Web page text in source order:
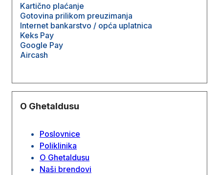
Kartično plaćanje
Gotovina prilikom preuzimanja
Internet bankarstvo / opća uplatnica
Keks Pay
Google Pay
Aircash
O Ghetaldusu
Poslovnice
Poliklinika
O Ghetaldusu
Naši brendovi